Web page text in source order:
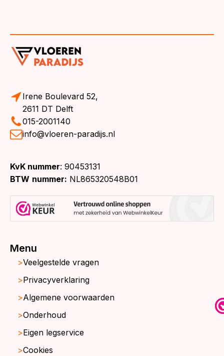
Irene Boulevard 52,
2611 DT Delft
015-2001140
info@vloeren-paradijs.nl
KvK nummer: 90453131
BTW nummer: NL865320548B01
Menu
Veelgestelde vragen
Privacyverklaring
Algemene voorwaarden
Onderhoud
Eigen legservice
Cookies